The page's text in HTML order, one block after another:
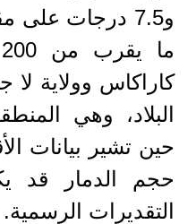
و7.5 درجات
كاراكاس وولاية لا
البلاد، وهي
حين تشير بيانات
حجم الدمار قد
التقديرات الرسمية.